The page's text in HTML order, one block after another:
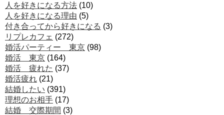
人を好きになる方法 (10)
人を好きになる理由 (5)
付き合ってから好きになる (3)
リプレカフェ (272)
婚活パーティー 東京 (98)
婚活 東京 (164)
婚活 疲れた (37)
婚活疲れ (21)
結婚したい (391)
理想のお相手 (17)
結婚 交際期間 (3)